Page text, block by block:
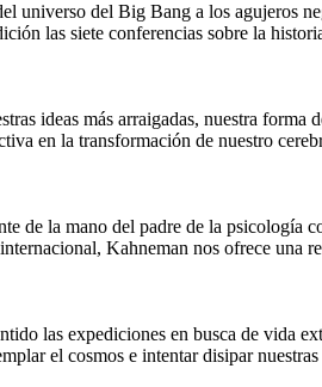
universo del Big Bang a los agujeros
las siete conferencias sobre la
ideas más arraigadas, nuestra
en la transformación de nuestro
de la mano del padre de la psicología
Kahneman nos ofrece una
las expediciones en busca de vida
el cosmos e intentar disipar